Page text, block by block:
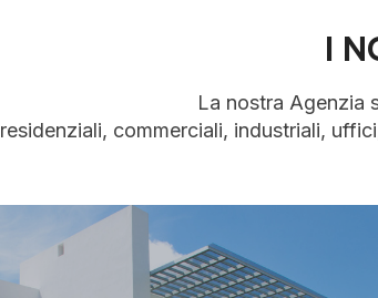
I
La nostra Agenzia
residenziali, commerciali, industriali,